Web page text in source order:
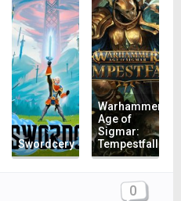
Swordcery
Warhammer
Age of
Sigmar:
Tempestfall
0